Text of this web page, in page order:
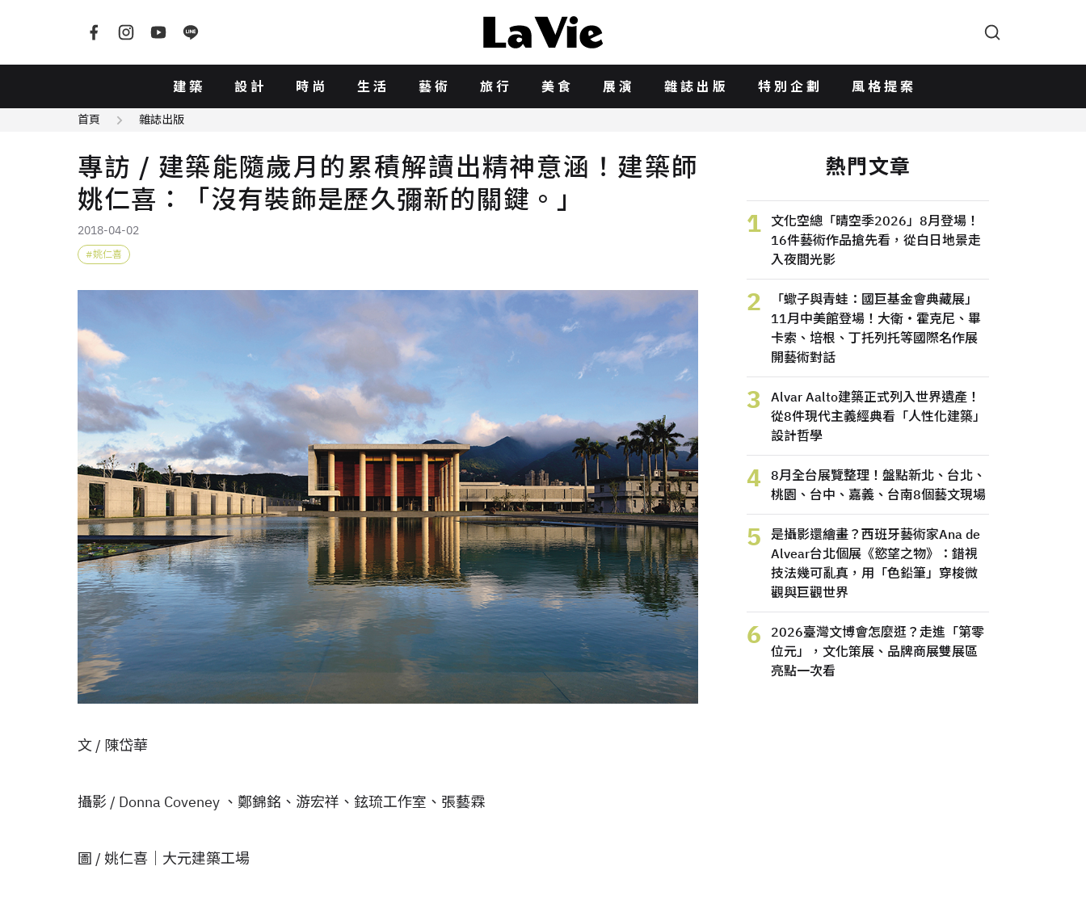
建築 設計 時尚 生活 藝術 旅行 美食 展演 雜誌出版 特別企劃 風格提案
首頁 雜誌出版
專訪 / 建築能隨歲月的累積解讀出精神意涵！建築師
姚仁喜：「沒有裝飾是歷久彌新的關鍵。」
2018-04-02
姚仁喜
文 / 陳岱華
攝影 / Donna Coveney 、鄭錦銘、游宏祥、鉉琉工作室、張藝霖
圖 / 姚仁喜│大元建築工場
熱門文章
1
文化空總「晴空季2026」8月登場！
16件藝術作品搶先看，從白日地景走
入夜間光影
2
「蠍子與青蛙：國巨基金會典藏展」
11月中美館登場！大衛・霍克尼、畢
卡索、培根、丁托列托等國際名作展
開藝術對話
3
Alvar Aalto建築正式列入世界遺產！
從8件現代主義經典看「人性化建築」
設計哲學
4
8月全台展覽整理！盤點新北、台北、
桃園、台中、嘉義、台南8個藝文現場
5
是攝影還繪畫？西班牙藝術家Ana de
Alvear台北個展《慾望之物》：錯視
技法幾可亂真，用「色鉛筆」穿梭微
觀與巨觀世界
6
2026臺灣文博會怎麼逛？走進「第零
位元」，文化策展、品牌商展雙展區
亮點一次看